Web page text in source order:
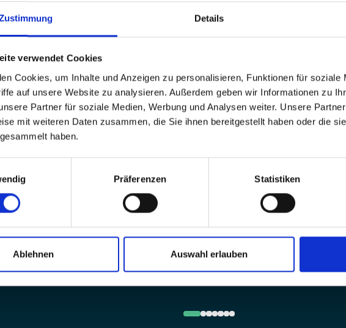
Details
verwendet Cookies
Cookies, um Inhalte und Anzeigen zu personalisieren, Funktionen für soziale
auf unsere Website zu analysieren. Außerdem geben wir Informationen zu
Partner für soziale Medien, Werbung und Analysen weiter. Unsere
mit weiteren Daten zusammen, die Sie ihnen bereitgestellt haben oder die
haben.
Präferenzen Statistiken
Ablehnen Auswahl erlauben
treffen auf
von
(IKT).
für Rechenzentren